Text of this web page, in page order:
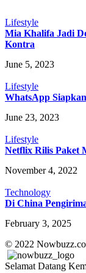
Lifestyle
Mia Khalifa Jadi
Kontra
June 5, 2023
Lifestyle
WhatsApp
June 23, 2023
Lifestyle
Netflix Rilis Paket
November 4, 2022
Technology
Di China
February 3, 2025
© 2022
Selamat Datang